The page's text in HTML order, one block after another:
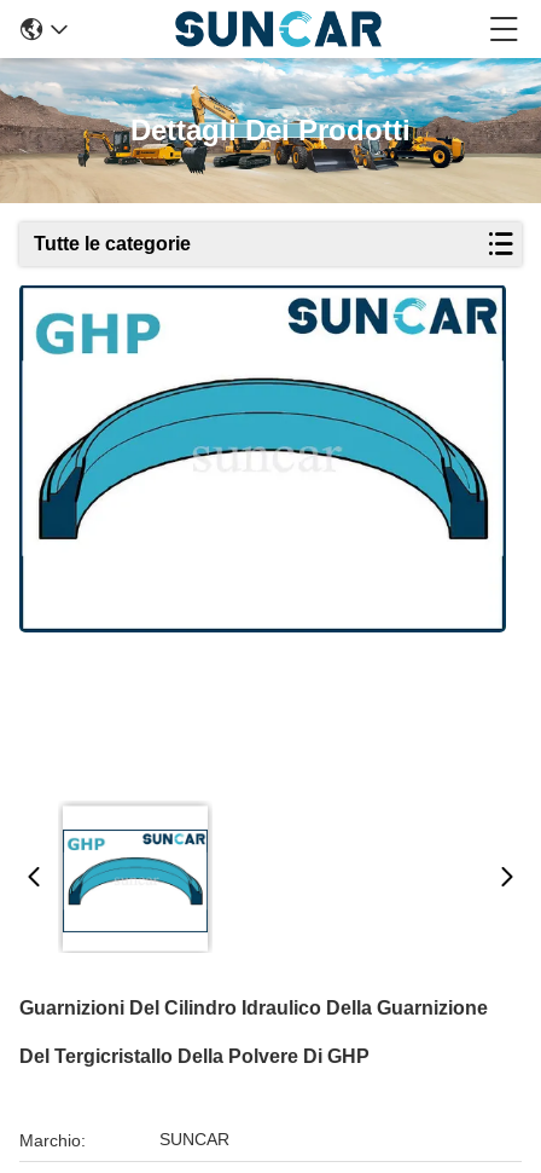
Dettagli Dei Prodotti
Tutte le categorie
Guarnizioni Del Cilindro Idraulico Della Guarnizione
Del Tergicristallo Della Polvere Di GHP
Marchio: SUNCAR